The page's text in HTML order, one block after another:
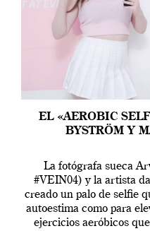
EL «AEROBIC
BYSTRÖM Y
La fotógrafa sueca
#VEIN04) y la artista
creado un palo de selfie
autoestima como para
ejercicios aeróbicos